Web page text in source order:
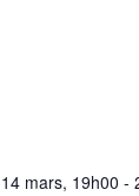
14 mars, 19h00 -